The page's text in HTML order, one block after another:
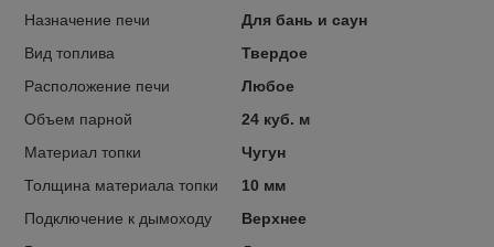
Назначение печи
Для бань и саун
Вид топлива
Твердое
Расположение печи
Любое
Объем парной
24 куб. м
Материал топки
Чугун
Толщина материала топки
10 мм
Подключение к дымоходу
Верхнее